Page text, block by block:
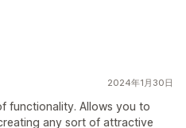
2024年1月30日
functionality. Allows you to
any sort of attractive